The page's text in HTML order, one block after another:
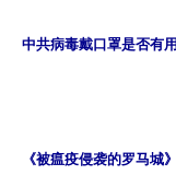
中共病毒戴口罩是否有
《被瘟疫侵袭的罗马城